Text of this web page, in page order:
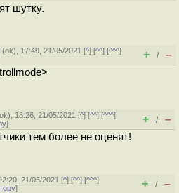
шутку.
(ok), 17:49, 21/05/2021 [^] [^^] [^^^]
+ / –
ok), 18:26, 21/05/2021 [^] [^^] [^^^]
] + / –
тем более не оценят!
21/05/2021 [^] [^^] [^^^]
] + / –